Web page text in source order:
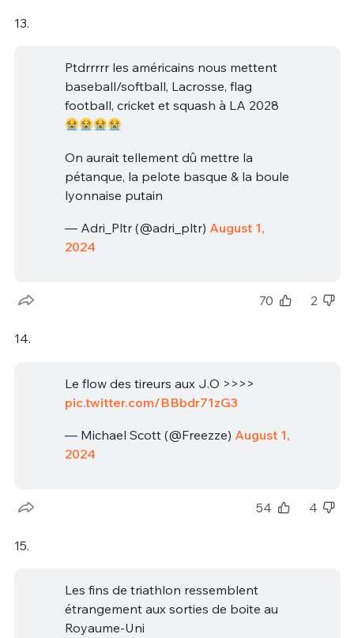
13.
Ptdrrrrr les américains nous mettent
baseball/softball, Lacrosse, flag
football, cricket et squash à LA 2028
On aurait tellement dû mettre la
pétanque, la pelote basque & la boule
lyonnaise putain
— Adri_Pltr (@adri_pltr) August 1,
2024
70 2
14.
Le flow des tireurs aux J.O >>>>
pic.twitter.com/BBbdr71zG3
— Michael Scott (@Freezze) August 1,
2024
54 4
15.
Les fins de triathlon ressemblent
étrangement aux sorties de boite au
Royaume-Uni